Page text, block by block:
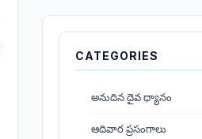
CATEGORIES
అనుదిన దైవ ధ్యానం
ఆదివార ప్రసంగాలు